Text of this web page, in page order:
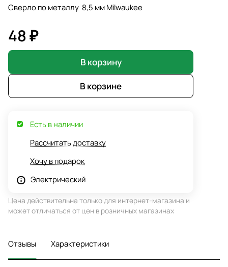
Сверло по металлу 8,5 мм Milwaukee
48 ₽
В корзину
В корзине
Есть в наличии
Рассчитать доставку
Хочу в подарок
Электрический
Цена действительна только для интернет-магазина и
может отличаться от цен в розничных магазинах
Отзывы Характеристики